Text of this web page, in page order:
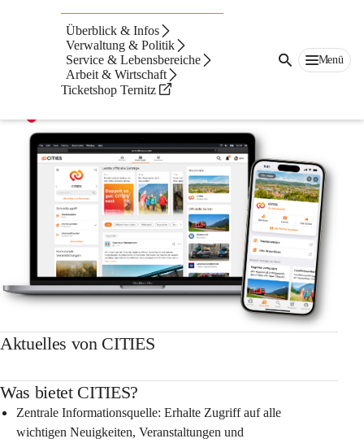
Überblick & Infos
Verwaltung & Politik
Service & Lebensbereiche
Arbeit & Wirtschaft
Ticketshop Ternitz
Menü
Aktuelles von CITIES
Was bietet CITIES?
Zentrale Informationsquelle: Erhalte Zugriff auf alle
wichtigen Neuigkeiten, Veranstaltungen und